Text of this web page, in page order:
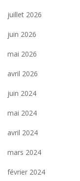
juillet 2026
juin 2026
mai 2026
avril 2026
juin 2024
mai 2024
avril 2024
mars 2024
février 2024